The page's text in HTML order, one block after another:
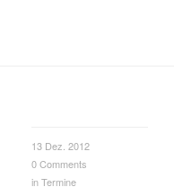
13 Dez. 2012
0Comments
inTermine